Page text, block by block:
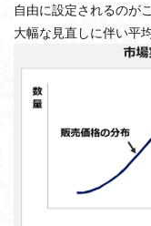
自由に設定されるのが
大幅な見直しに伴い平